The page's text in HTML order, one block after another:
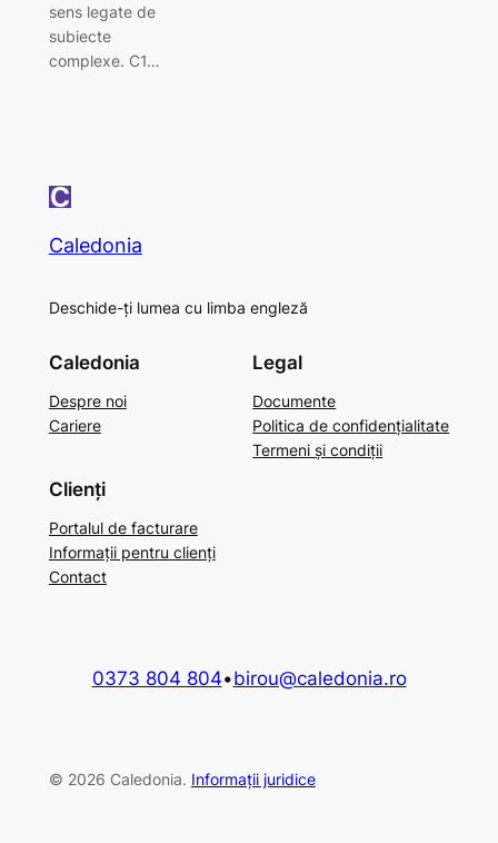
sens legate de
subiecte
complexe. C1…
Caledonia
Deschide-ți lumea cu limba engleză
Caledonia
Despre noi
Cariere
Legal
Documente
Politica de confidențialitate
Termeni și condiții
Clienți
Portalul de facturare
Informații pentru clienți
Contact
0373 804 804•birou@caledonia.ro
© 2026 Caledonia. Informații juridice